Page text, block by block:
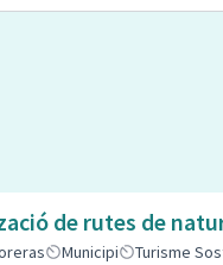
de rutes de
Municipi Turisme